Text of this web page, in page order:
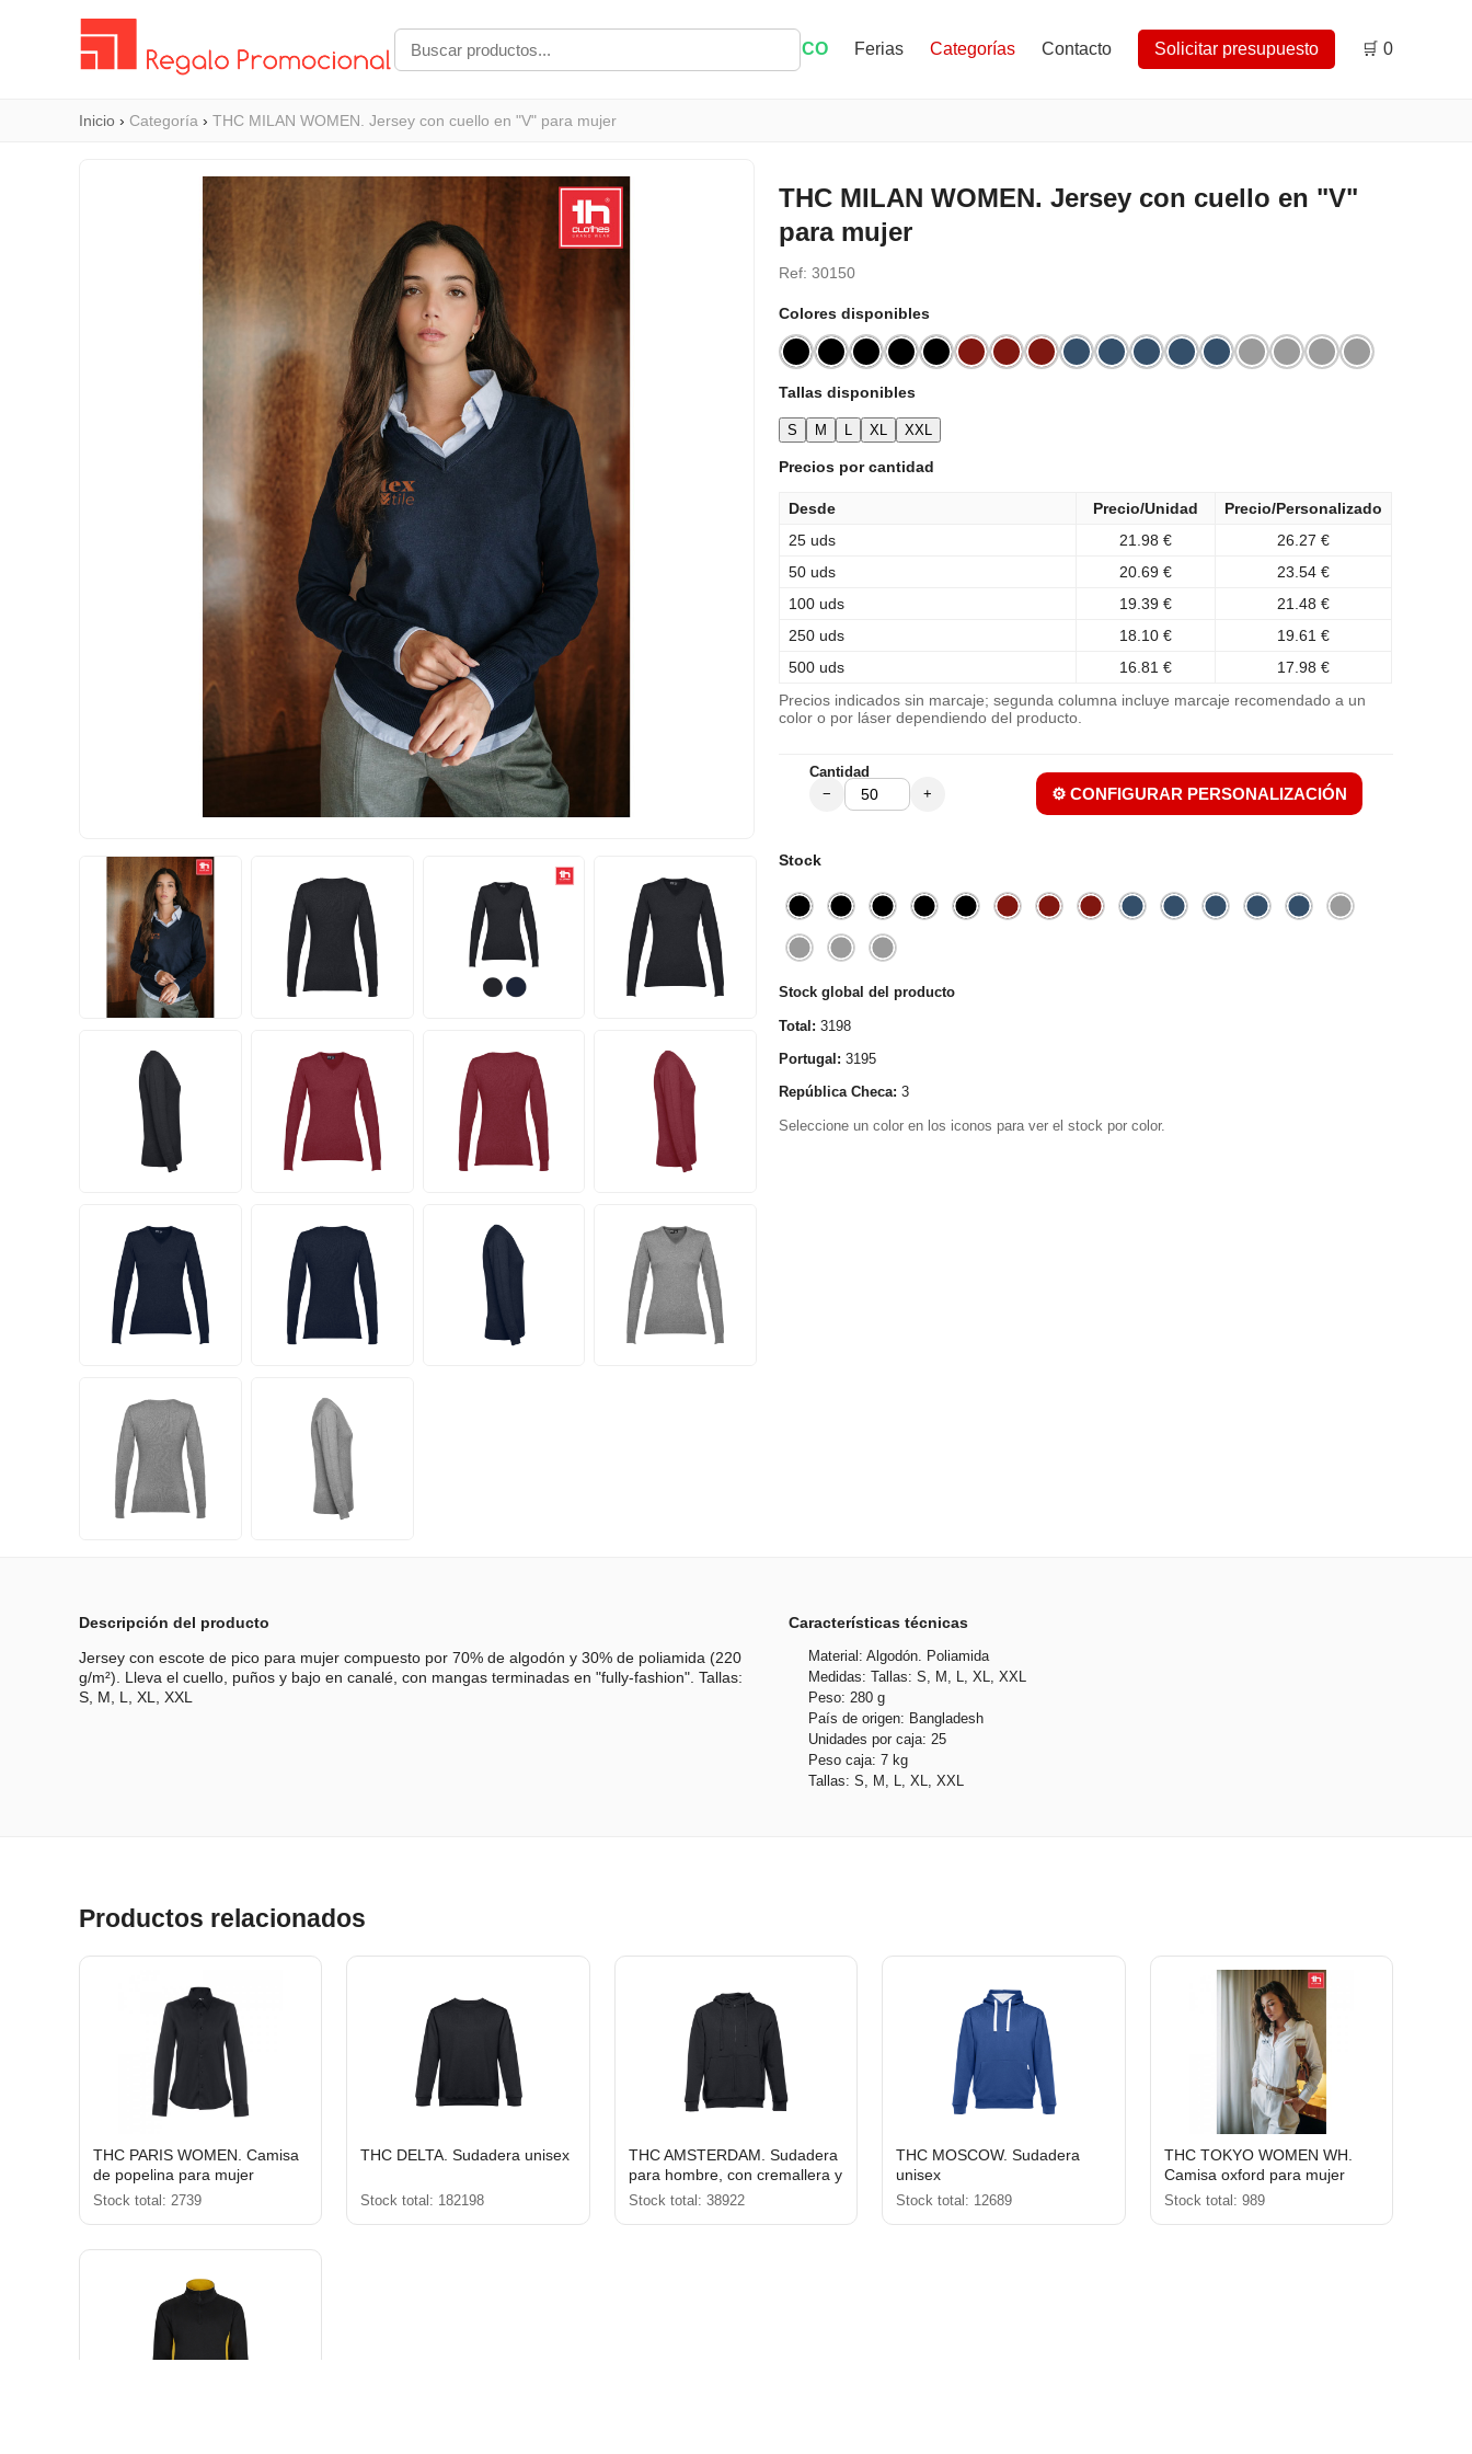
ECO Ferias Categorías Contacto Solicitar presupuesto 🛒 0
Inicio › Categoría › THC MILAN WOMEN. Jersey con cuello en "V" para mujer
THC MILAN WOMEN. Jersey con cuello en "V"
para mujer
Ref: 30150
Colores disponibles
Tallas disponibles
S M L XL XXL
Precios por cantidad
Desde Precio/Unidad
Precio/Personalizado
25 uds
21.98 €
26.27 €
50 uds
20.69 €
23.54 €
100 uds
19.39 €
21.48 €
250 uds
18.10 €
19.61 €
500 uds
16.81 € 17.98 €
Precios indicados sin marcaje; segunda columna incluye marcaje recomendado a un
color o por láser dependiendo del producto.
Cantidad
− + ⚙️ CONFIGURAR PERSONALIZACIÓN
Stock
Stock global del producto
Total: 3198
Portugal: 3195
República Checa: 3
Seleccione un color en los iconos para ver el stock por color.
Descripción del producto
Jersey con escote de pico para mujer compuesto por 70% de algodón y 30% de poliamida (220
g/m²). Lleva el cuello, puños y bajo en canalé, con mangas terminadas en "fully-fashion". Tallas:
S, M, L, XL, XXL
Características técnicas
Material: Algodón. Poliamida
Medidas: Tallas: S, M, L, XL, XXL
Peso: 280 g
País de origen: Bangladesh
Unidades por caja: 25
Peso caja: 7 kg
Tallas: S, M, L, XL, XXL
Productos relacionados
THC PARIS WOMEN. Camisa
de popelina para mujer
Stock total: 2739
THC DELTA. Sudadera unisex
Stock total: 182198
THC AMSTERDAM. Sudadera
para hombre, con cremallera y
capucha
Stock total: 38922
THC MOSCOW. Sudadera
unisex
Stock total: 12689
THC TOKYO WOMEN WH.
Camisa oxford para mujer
Stock total: 989